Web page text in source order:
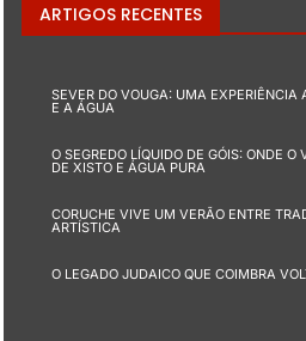
ARTIGOS RECENTES
SEVER DO VOUGA: UMA EXPERIÊNCIA
E A ÁGUA
O SEGREDO LÍQUIDO DE GÓIS: ONDE O
DE XISTO E ÁGUA PURA
CORUCHE VIVE UM VERÃO ENTRE
ARTÍSTICA
O LEGADO JUDAICO QUE COIMBRA